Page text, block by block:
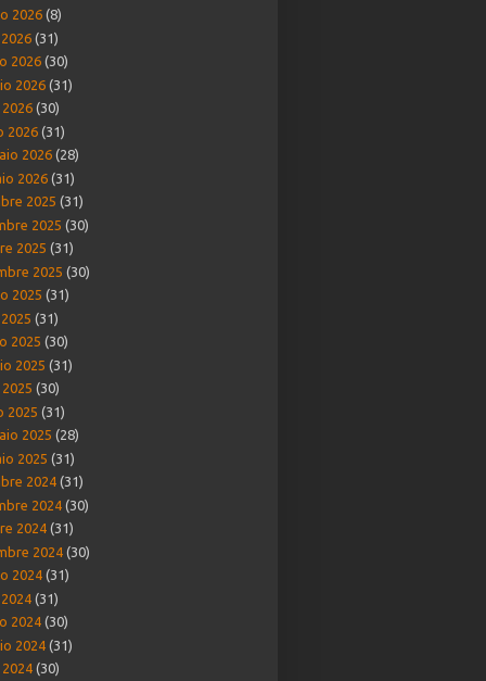
2026 (8)
(31)
2026 (30)
2026 (31)
(30)
2026 (31)
2026 (28)
2026 (31)
2025 (31)
2025 (30)
2025 (31)
2025 (30)
2025 (31)
(31)
2025 (30)
2025 (31)
(30)
2025 (31)
2025 (28)
2025 (31)
2024 (31)
2024 (30)
2024 (31)
2024 (30)
2024 (31)
(31)
2024 (30)
2024 (31)
(30)